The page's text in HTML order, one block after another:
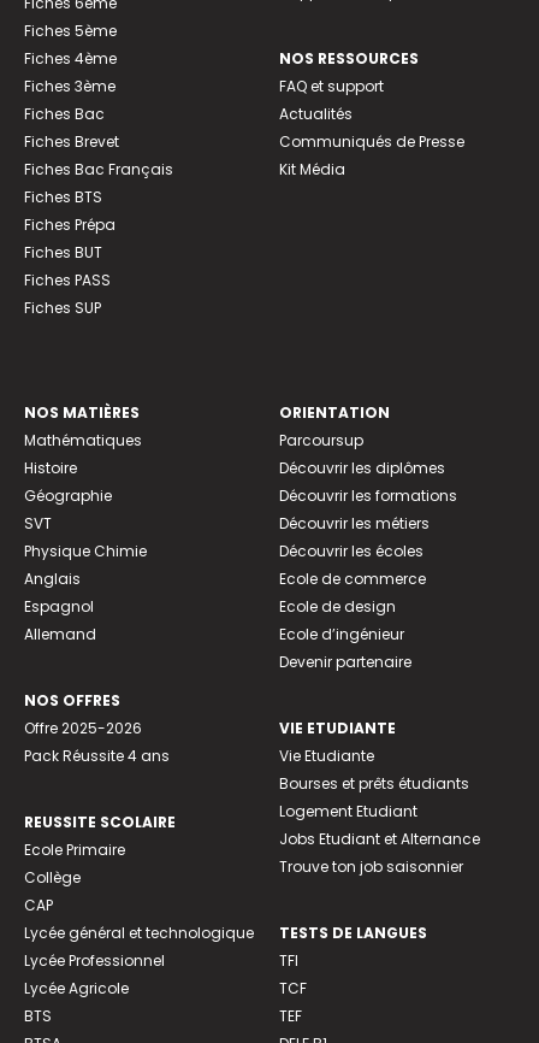
Fiches 5ème
Fiches 4ème
Fiches 3ème
Fiches Bac
Fiches Brevet
Fiches Bac Français
Fiches BTS
Fiches Prépa
Fiches BUT
Fiches PASS
Fiches SUP
NOS RESSOURCES
FAQ et support
Actualités
Communiqués de Presse
Kit Média
NOS MATIÈRES
Mathématiques
Histoire
Géographie
SVT
Physique Chimie
Anglais
Espagnol
Allemand
NOS OFFRES
Offre 2025-2026
Pack Réussite 4 ans
REUSSITE SCOLAIRE
Ecole Primaire
Collège
CAP
Lycée général et technologique
Lycée Professionnel
Lycée Agricole
BTS
ORIENTATION
Parcoursup
Découvrir les diplômes
Découvrir les formations
Découvrir les métiers
Découvrir les écoles
Ecole de commerce
Ecole de design
Ecole d’ingénieur
Devenir partenaire
VIE ETUDIANTE
Vie Etudiante
Bourses et prêts étudiants
Logement Etudiant
Jobs Etudiant et Alternance
Trouve ton job saisonnier
TESTS DE LANGUES
TFI
TCF
TEF